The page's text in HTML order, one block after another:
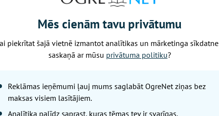
Mēs cienām tavu privātumu
piekrītat šajā vietnē izmantot analītikas un mārketinga
saskaņā ar mūsu privātuma politiku?
Reklāmas ieņēmumi ļauj mums saglabāt OgreNet ziņas bez
maksas visiem lasītājiem.
Analītika palīdz saprast, kuras tēmas tev ir svarīgas.